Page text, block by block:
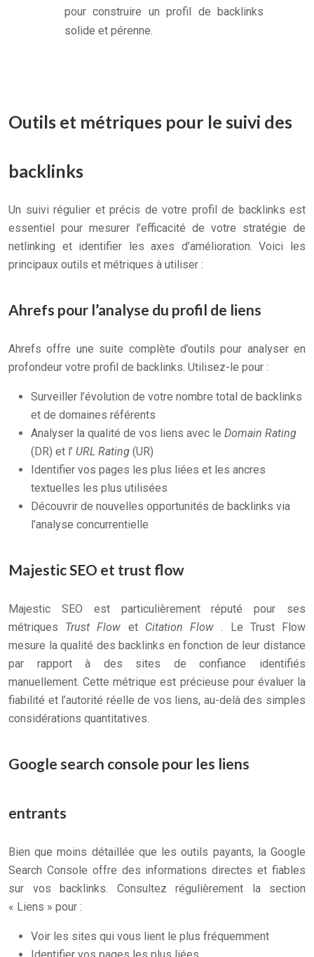
pour construire un profil de backlinks
solide et pérenne.
Outils et métriques pour le suivi des
backlinks
Un suivi régulier et précis de votre profil de backlinks est
essentiel pour mesurer l’efficacité de votre stratégie de
netlinking et identifier les axes d’amélioration. Voici les
principaux outils et métriques à utiliser :
Ahrefs pour l’analyse du profil de liens
Ahrefs offre une suite complète d’outils pour analyser en
profondeur votre profil de backlinks. Utilisez-le pour :
Surveiller l’évolution de votre nombre total de backlinks
et de domaines référents
Analyser la qualité de vos liens avec le Domain Rating
(DR) et l’ URL Rating (UR)
Identifier vos pages les plus liées et les ancres
textuelles les plus utilisées
Découvrir de nouvelles opportunités de backlinks via
l’analyse concurrentielle
Majestic SEO et trust flow
Majestic SEO est particulièrement réputé pour ses
métriques Trust Flow et Citation Flow. Le Trust Flow
mesure la qualité des backlinks en fonction de leur distance
par rapport à des sites de confiance identifiés
manuellement. Cette métrique est précieuse pour évaluer la
fiabilité et l’autorité réelle de vos liens, au-delà des simples
considérations quantitatives.
Google search console pour les liens
entrants
Bien que moins détaillée que les outils payants, la Google
Search Console offre des informations directes et fiables
sur vos backlinks. Consultez régulièrement la section
« Liens » pour :
Voir les sites qui vous lient le plus fréquemment